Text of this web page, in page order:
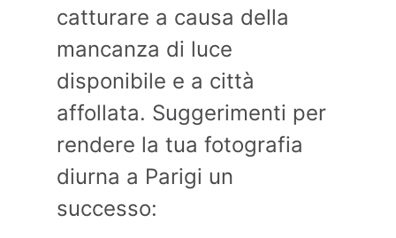
catturare a causa della
mancanza di luce
disponibile e a città
affollata. Suggerimenti per
rendere la tua fotografia
diurna a Parigi un
successo: